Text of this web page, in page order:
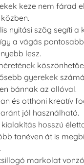
keze nem fárad
nyitási szög segíti a
a vágás
lesz.
gyerekek
bánnak az ollóval.
és otthoni kreatív
jól használható.
kialakítás hosszú
tanéven át is
markolat